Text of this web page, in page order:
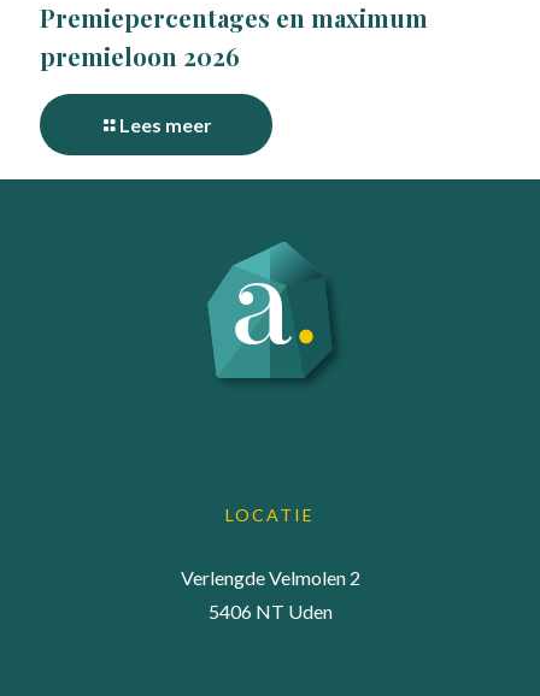
Premiepercentages en maximum
premieloon 2026
Lees meer
LOCATIE
Verlengde Velmolen 2
5406 NT Uden